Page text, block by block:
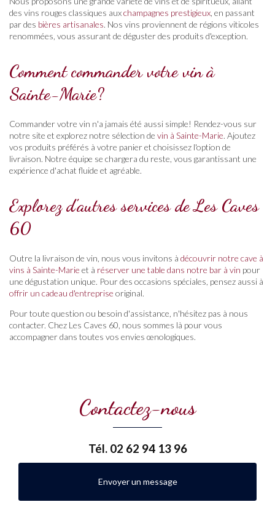
des vins rouges classiques auxchampagnes prestigieux , en passant
par des bières artisanales. Nos vins proviennent de régions viticoles
renommées, vous assurant de déguster des produits d'exception.
Comment commander votre vin à
Sainte-Marie?
Commander votre vin n'a jamais été aussi simple! Rendez-vous sur
notre site et explorez notre sélection de vin à Sainte-Marie. Ajoutez
vos produits préférés à votre panier et choisissez l'option de
livraison. Notre équipe se chargera du reste, vous garantissant une
expérience d'achat fluide et agréable.
Explorez d'autres services de Les Caves
60
Outre la livraison de vin, nous vous invitons à découvrir notre cave à
vins à Sainte-Marie et à réserver une table dans notre bar à vin pour
une dégustation unique. Pour des occasions spéciales, pensez aussi à
offrir un cadeau d'entreprise original.
Pour toute question ou besoin d'assistance, n'hésitez pas à nous
contacter. Chez Les Caves 60, nous sommes là pour vous
accompagner dans toutes vos envies œnologiques.
Contactez-nous
Tél. 02 62 94 13 96
Envoyer un message